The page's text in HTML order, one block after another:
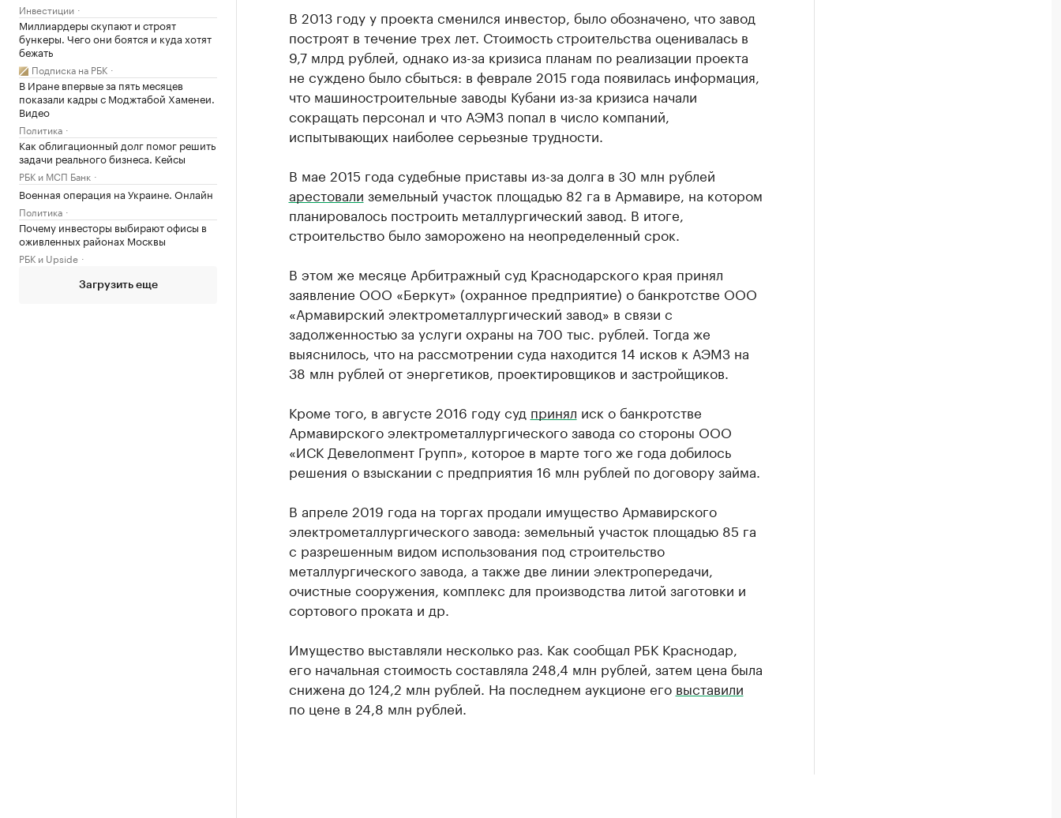
Инвестиции
Миллиардеры скупают и строят
бункеры. Чего они боятся и куда хотят
бежать
Подписка на РБК
В Иране впервые за пять месяцев
показали кадры с Моджтабой Хаменеи.
Видео
Политика
Как облигационный долг помог решить
задачи реального бизнеса. Кейсы
РБК и МСП Банк
Военная операция на Украине. Онлайн
Политика
Почему инвесторы выбирают офисы в
оживленных районах Москвы
РБК и Upside
Загрузить еще
В 2013 году у проекта сменился инвестор, было обозначено, что завод
построят в течение трех лет. Стоимость строительства оценивалась в
9,7 млрд рублей, однако из-за кризиса планам по реализации проекта
не суждено было сбыться: в феврале 2015 года появилась информация,
что машиностроительные заводы Кубани из-за кризиса начали
сокращать персонал и что АЭМЗ попал в число компаний,
испытывающих наиболее серьезные трудности.
В мае 2015 года судебные приставы из-за долга в 30 млн рублей
арестовали земельный участок площадью 82 га в Армавире, на котором
планировалось построить металлургический завод. В итоге,
строительство было заморожено на неопределенный срок.
В этом же месяце Арбитражный суд Краснодарского края принял
заявление ООО «Беркут» (охранное предприятие) о банкротстве ООО
«Армавирский электрометаллургический завод» в связи с
задолженностью за услуги охраны на 700 тыс. рублей. Тогда же
выяснилось, что на рассмотрении суда находится 14 исков к АЭМЗ на
38 млн рублей от энергетиков, проектировщиков и застройщиков.
Кроме того, в августе 2016 году суд принял иск о банкротстве
Армавирского электрометаллургического завода со стороны ООО
«ИСК Девелопмент Групп», которое в марте того же года добилось
решения о взыскании с предприятия 16 млн рублей по договору займа.
В апреле 2019 года на торгах продали имущество Армавирского
электрометаллургического завода: земельный участок площадью 85 га
с разрешенным видом использования под строительство
металлургического завода, а также две линии электропередачи,
очистные сооружения, комплекс для производства литой заготовки и
сортового проката и др.
Имущество выставляли несколько раз. Как сообщал РБК Краснодар,
его начальная стоимость составляла 248,4 млн рублей, затем цена была
снижена до 124,2 млн рублей. На последнем аукционе его выставили
по цене в 24,8 млн рублей.